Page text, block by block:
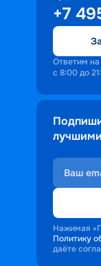
+7
Ответим
с 8:00 до
Нажимая
Политику
даёте